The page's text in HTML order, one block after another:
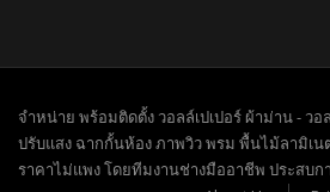
จำหน่าย พร้อมติดตั้ง วอลล์เปเปอร์ ผ้าม่าน - ว
ปรับแสง ฉากกั้นห้อง ภาพวิว พรม พื้นไม้ลามิเน
ราคาไม่แพง โดยทีมงานช่างมืออาชีพ ประสบก